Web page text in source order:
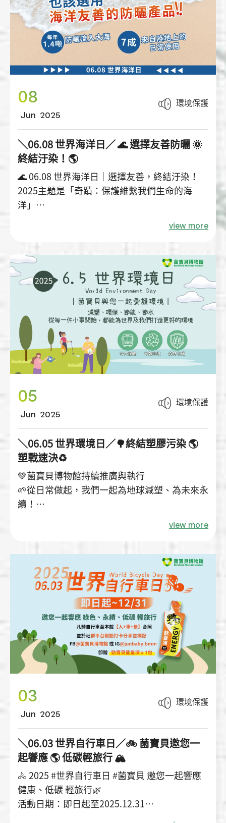
08
Jun 2025
環境保護
＼06.08 世界海洋日／ 🌊 選擇友善防曬 🌞
終結汙染！🌎
🌊 06.08 世界海洋日｜選擇友善，終結汙染！
2025主題是「奇蹟：保護維繫我們生命的海
洋」
每年的6月8日訂為「世界海洋日」，旨在喚醒
人類對於海洋的認識、保護及永續利用，並向人
類賴以生存的海洋致敬。
view more
05
Jun 2025
環境保護
＼06.05 世界環境日／🌳終結塑膠污染 🌎
塑戰速決♻️
💚菌寶貝博物館持續推廣與執行
🌱從日常做起，我們一起為地球減塑、為未來永
續！
✅ 推廣低碳交通｜低碳交通、公共運輸
✅ 降低資源使用｜省水設備、分類回收、LED燈
✅ 選擇永續景點｜環教認證場域、GTS綠色旅行
標章
view more
03
Jun 2025
環境保護
＼06.03 世界自行車日／🚲 菌寶貝邀您一
起響應 🌎 低碳輕旅行 🏔️
🚴 2025 #世界自行車日 #菌寶貝 邀您一起響應
健康、低碳 輕旅行🌿
活動日期：即日起至2025.12.31